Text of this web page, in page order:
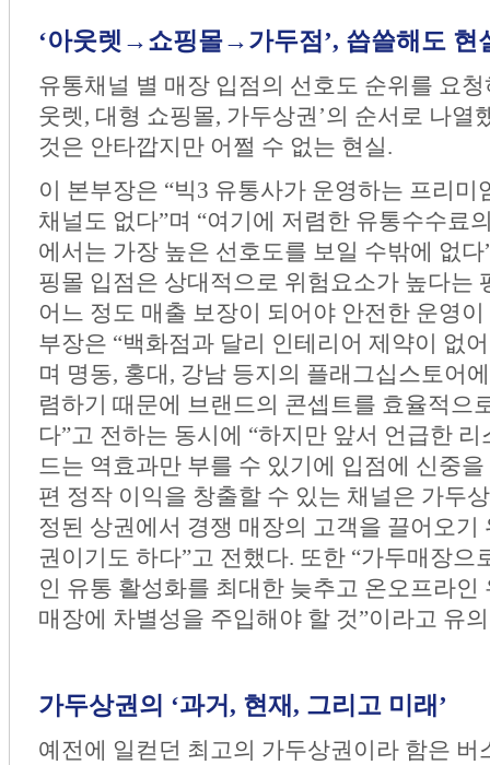
‘아웃렛→쇼핑몰→가두점’, 씁쓸해도 현
유통채널 별 매장 입점의 선호도 순위를 요
웃렛, 대형 쇼핑몰, 가두상권’의 순서로 나열
것은 안타깝지만 어쩔 수 없는 현실.
이 본부장은 “빅3 유통사가 운영하는 프리
채널도 없다”며 “여기에 저렴한 유통수수료
에서는 가장 높은 선호도를 보일 수밖에 없
핑몰 입점은 상대적으로 위험요소가 높다는
어느 정도 매출 보장이 되어야 안전한 운영
부장은 “백화점과 달리 인테리어 제약이 없
며 명동, 홍대, 강남 등지의 플래그십스토어
렴하기 때문에 브랜드의 콘셉트를 효율적으
다”고 전하는 동시에 “하지만 앞서 언급한
드는 역효과만 부를 수 있기에 입점에 신중
편 정작 이익을 창출할 수 있는 채널은 가두
정된 상권에서 경쟁 매장의 고객을 끌어오
권이기도 하다”고 전했다. 또한 “가두매장
인 유통 활성화를 최대한 늦추고 온오프라
매장에 차별성을 주입해야 할 것”이라고 유
가두상권의 ‘과거, 현재, 그리고 미래’
예전에 일컫던 최고의 가두상권이라 함은